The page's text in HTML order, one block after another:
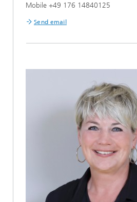
Mobile +49 176 14840125
Send email